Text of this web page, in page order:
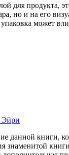
для продукта,
но и на его
упаковка может
Эйри
данной книги,
знаменитой